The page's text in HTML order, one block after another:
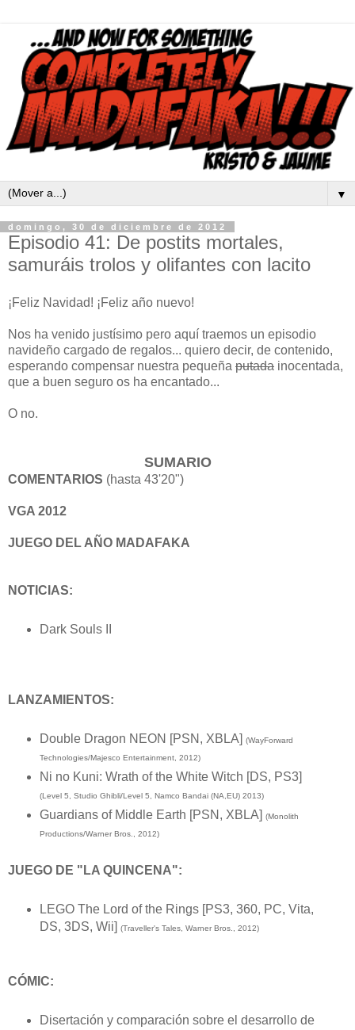
▼
domingo, 30 de diciembre de 2012
Episodio 41: De postits mortales,
samuráis trolos y olifantes con lacito
¡Feliz Navidad! ¡Feliz año nuevo!
Nos ha venido justísimo pero aquí traemos un episodio
navideño cargado de regalos... quiero decir, de contenido,
esperando compensar nuestra pequeña putada inocentada,
que a buen seguro os ha encantado...
O no.
SUMARIO
COMENTARIOS (hasta 43'20")
VGA 2012
JUEGO DEL AÑO MADAFAKA
NOTICIAS:
Dark Souls II
LANZAMIENTOS:
Double Dragon NEON [PSN, XBLA] (WayForward
Technologies/Majesco Entertainment, 2012)
Ni no Kuni: Wrath of the White Witch [DS, PS3]
(Level 5, Studio Ghibli/Level 5, Namco Bandai (NA,EU) 2013)
Guardians of Middle Earth [PSN, XBLA] (Monolith
Productions/Warner Bros., 2012)
JUEGO DE "LA QUINCENA":
LEGO The Lord of the Rings [PS3, 360, PC, Vita,
DS, 3DS, Wii] (Traveller's Tales, Warner Bros., 2012)
CÓMIC:
Disertación y comparación sobre el desarrollo de